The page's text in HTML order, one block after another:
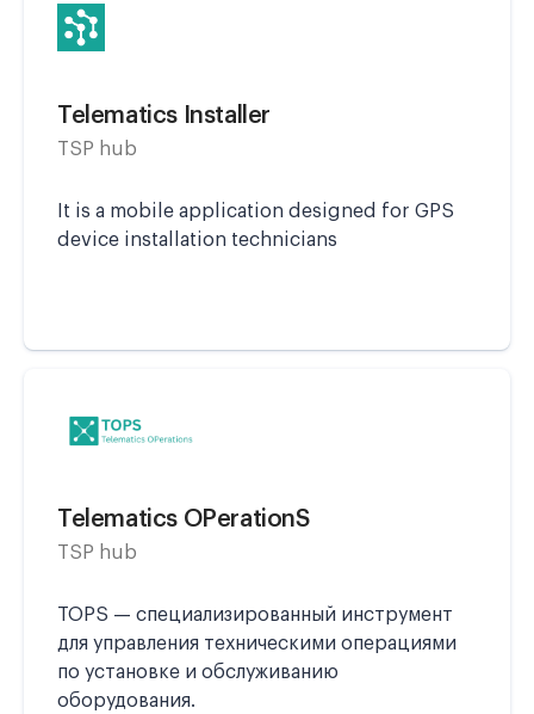
Telematics Installer
TSP hub
It is a mobile application designed for GPS
device installation technicians
Telematics OPerationS
TSP hub
TOPS — специализированный инструмент
для управления техническими операциями
по установке и обслуживанию
оборудования.